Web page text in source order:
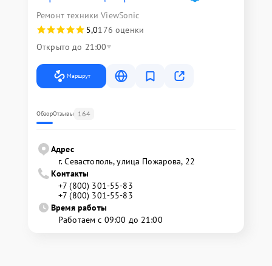
Ремонт техники ViewSonic
5,0176 оценки
Открыто до 21:00
Маршрут
ОбзорОтзывы 164
Адрес
г. Севастополь, улица Пожарова, 22
Контакты
+7 (800) 301-55-83
+7 (800) 301-55-83
Время работы
Работаем с 09:00 до 21:00